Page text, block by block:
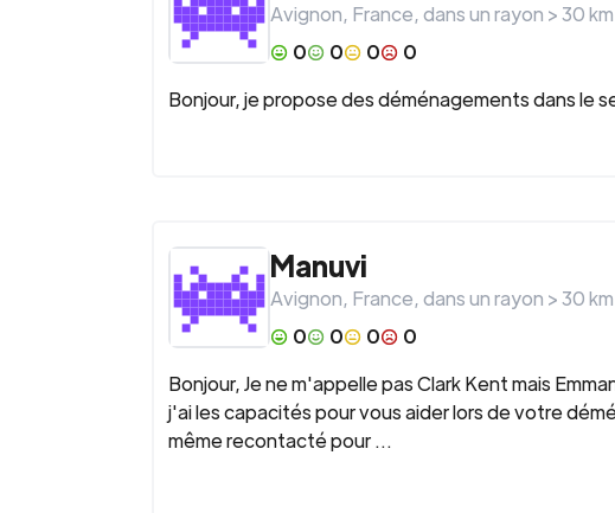
Avignon, France, dans un rayon >30km
0
0 0
0
Bonjour, je propose des déménagements dans le
Manuvi
Avignon, France, dans un rayon >30km
0
0 0
0
Bonjour, Je ne m'appelle pas Clark Kent mais
j'ai les capacités pour vous aider lors de votre
même recontacté pour ...